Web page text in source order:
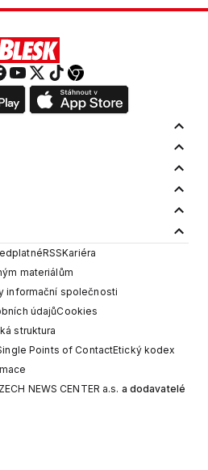
RSSKariéra
materiálům
informační společnosti
údajůCookies
struktura
Points of ContactEtický kodex
NEWS CENTER a.s. a dodavatelé